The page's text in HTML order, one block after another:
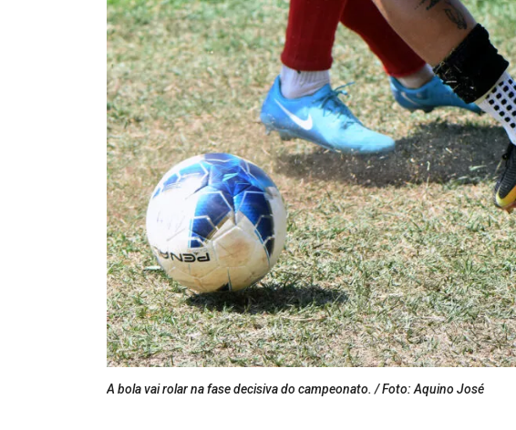
A bola vai rolar na fase decisiva do campeonato. / Foto: Aquino José